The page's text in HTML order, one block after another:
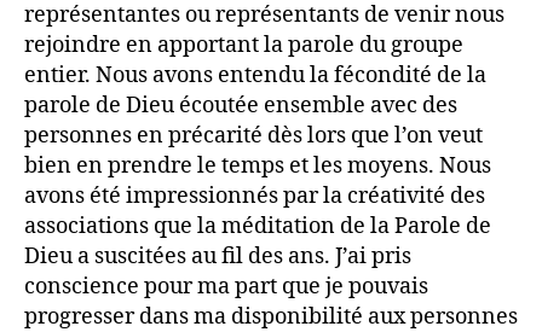
représentantes ou représentants de venir nous
rejoindre en apportant la parole du groupe
entier. Nous avons entendu la fécondité de la
parole de Dieu écoutée ensemble avec des
personnes en précarité dès lors que l’on veut
bien en prendre le temps et les moyens. Nous
avons été impressionnés par la créativité des
associations que la méditation de la Parole de
Dieu a suscitées au fil des ans. J’ai pris
conscience pour ma part que je pouvais
progresser dans ma disponibilité aux personnes